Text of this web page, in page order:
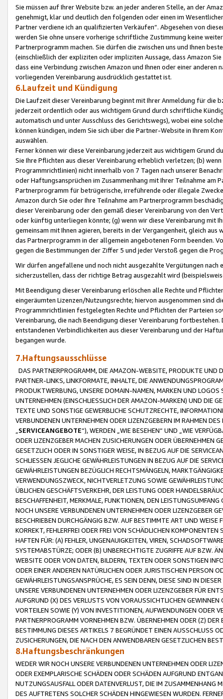
Sie müssen auf Ihrer Website bzw. an jeder anderen Stelle, an der
genehmigt, klar und deutlich den folgenden oder einen im
Partner verdiene ich an qualifizierten Verkäufen“. Abgesehen von
werden Sie ohne unsere vorherige schriftliche Zustimmung keine
Partnerprogramm machen. Sie dürfen die zwischen uns und Ihnen
(einschließlich der expliziten oder impliziten Aussage, dass Amazon
dass eine Verbindung zwischen Amazon und Ihnen oder einer
vorliegenden Vereinbarung ausdrücklich gestattet ist.
6.Laufzeit und Kündigung
Die Laufzeit dieser Vereinbarung beginnt mit Ihrer Anmeldung für die
jederzeit ordentlich oder aus wichtigem Grund durch schriftliche
automatisch und unter Ausschluss des Gerichtswegs), wobei eine
können kündigen, indem Sie sich über die Partner-Website in Ihrem
auswählen.
Ferner können wir diese Vereinbarung jederzeit aus wichtigem Grund
Sie Ihre Pflichten aus dieser Vereinbarung erheblich verletzen; (b)
Programmrichtlinien) nicht innerhalb von 7 Tagen nach unserer
oder Haftungsansprüchen im Zusammenhang mit Ihrer Teilnahme am
Partnerprogramm für betrügerische, irreführende oder illegale
Amazon durch Sie oder Ihre Teilnahme am Partnerprogramm
dieser Vereinbarung oder den gemäß dieser Vereinbarung von den
oder künftig unterliegen könnte; (g) wenn wir diese Vereinbarung mit
gemeinsam mit Ihnen agieren, bereits in der Vergangenheit, gleich
das Partnerprogramm in der allgemein angebotenen Form beenden.
gegen die Bestimmungen der Ziffer 5 und jeder Verstoß gegen die
Wir dürfen angefallene und noch nicht ausgezahlte Vergütungen
sicherzustellen, dass der richtige Betrag ausgezahlt wird
Mit Beendigung dieser Vereinbarung erlöschen alle Rechte und
eingeräumten Lizenzen/Nutzungsrechte; hiervon ausgenommen sind
Programmrichtlinien festgelegten Rechte und Pflichten der Parteien
Vereinbarung, die nach Beendigung dieser Vereinbarung
entstandenen Verbindlichkeiten aus dieser Vereinbarung und der
begangen wurde.
7.Haftungsausschlüsse
DAS PARTNERPROGRAMM, DIE AMAZON-WEBSITE, PRODUKTE UND
PARTNER-LINKS, LINKFORMATE, INHALTE, DIE
PRODUKTWERBUNG, UNSERE DOMAIN-NAMEN, MARKEN UND
UNTERNEHMEN (EINSCHLIESSLICH DER AMAZON-MARKEN) UND DIE
TEXTE UND SONSTIGE GEWERBLICHE SCHUTZRECHTE,
VERBUNDENEN UNTERNEHMEN ODER LIZENZGEBERN IM RAHMEN
SERVICEANGEBOTE“), WERDEN „WIE BESEHEN“ UND „WIE
ODER LIZENZGEBER MACHEN ZUSICHERUNGEN ODER ÜBERNEHMEN
GESETZLICH ODER IN SONSTIGER WEISE, IN BEZUG AUF DIE
SCHLIESSEN JEGLICHE GEWÄHRLEISTUNGEN IN BEZUG AUF DIE
GEWÄHRLEISTUNGEN BEZÜGLICH RECHTSMÄNGELN,
VERWENDUNGSZWECK, NICHTVERLETZUNG SOWIE
ÜBLICHEN GESCHÄFTSVERKEHR, DER LEISTUNG ODER
BESCHAFFENHEIT, MERKMALE, FUNKTIONEN, DEN
NOCH UNSERE VERBUNDENEN UNTERNEHMEN ODER LIZENZGEBER
BESCHRIEBEN DURCHGÄNGIG BZW. AUF BESTIMMTE ART UND
KORREKT, FEHLERFREI ODER FREI VON SCHÄDLICHEN
HAFTEN FÜR: (A) FEHLER, UNGENAUIGKEITEN, VIREN,
SYSTEMABSTÜRZE; ODER (B) UNBERECHTIGTE ZUGRIFFE AUF BZW.
WEBSITE ODER VON DATEN, BILDERN, TEXTEN ODER SONSTIGEN
ODER EINER ANDEREN NATÜRLICHEN ODER JURISTISCHEN PERSON
GEWÄHRLEISTUNGSANSPRÜCHE, ES SEIN DENN, DIESE SIND IN
UNSERE VERBUNDENEN UNTERNEHMEN ODER LIZENZGEBER FÜR
AUFGRUND (X) DES VERLUSTS VON VORAUSSICHTLICHEN
VORTEILEN SOWIE (Y) VON INVESTITIONEN, AUFWENDUNGEN ODER
PARTNERPROGRAMM VORNEHMEN BZW. ÜBERNEHMEN ODER (Z)
BESTIMMUNG DIESES ARTIKELS 7 BEGRÜNDET EINEN AUSSCHLUSS
ZUSICHERUNGEN, DIE NACH DEN ANWENDBAREN GESETZLICHEN
8.Haftungsbeschränkungen
WEDER WIR NOCH UNSERE VERBUNDENEN UNTERNEHMEN ODER
ODER EXEMPLARISCHE SCHÄDEN ODER SCHÄDEN AUFGRUND
NUTZUNGSAUSFALL ODER DATENVERLUST, DIE IM ZUSAMMENHANG
DES AUFTRETENS SOLCHER SCHÄDEN HINGEWIESEN WURDEN.